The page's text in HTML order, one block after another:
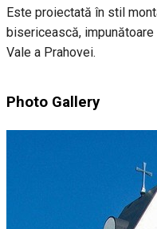
Este proiectată în stil
bisericească,
Vale a Prahovei.
Photo Gallery